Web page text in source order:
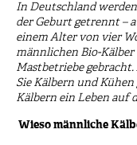
In Deutschland
der Geburt getrennt –
einem Alter von vier
männlichen Bio-
Mastbetriebe
Sie Kälbern und
Kälbern ein Leben auf
Wieso männliche